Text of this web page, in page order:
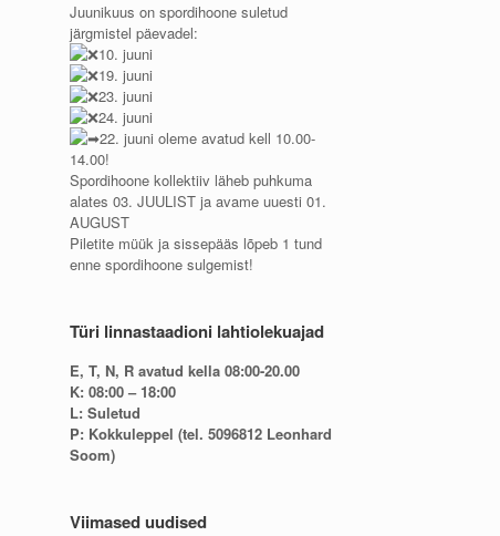
Juunikuus on spordihoone suletud
järgmistel päevadel:
10. juuni
19. juuni
23. juuni
24. juuni
22. juuni oleme avatud kell 10.00-
14.00!
Spordihoone kollektiiv läheb puhkuma
alates 03. JUULIST ja avame uuesti 01.
AUGUST
Piletite müük ja sissepääs lõpeb 1 tund
enne spordihoone sulgemist!
Türi linnastaadioni lahtiolekuajad
E, T, N, R avatud kella 08:00-20.00
K: 08:00 – 18:00
L: Suletud
P: Kokkuleppel (tel. 5096812 Leonhard
Soom)
Viimased uudised